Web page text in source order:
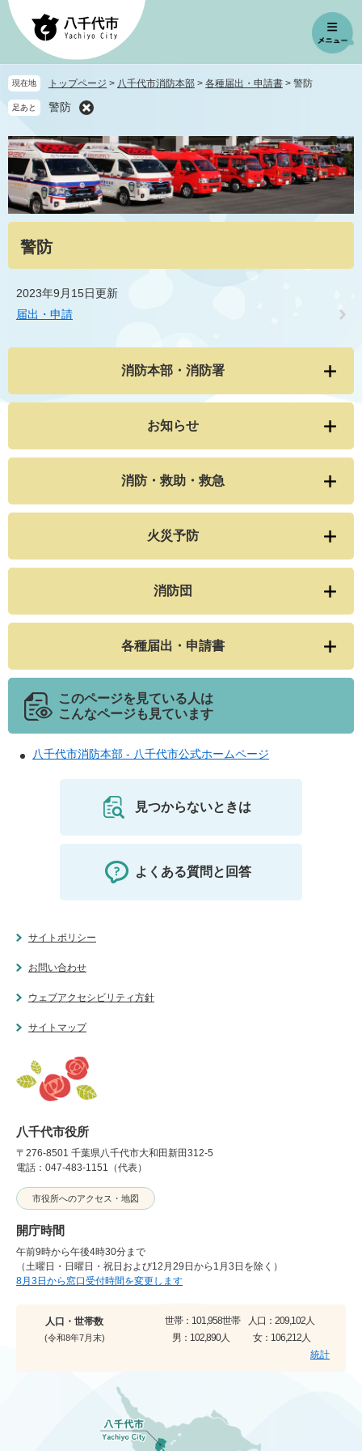
ペ
先
頭
。
メ
を
飛
て
本
文
へ
現在地 トップページ > 八千代市消防本部 > 各種届出・申請書 > 警防
足あと 警防
警防
2023年9月15日更新
届出・申請
消防本部・消防署
お知らせ
消防・救助・救急
火災予防
消防団
各種届出・申請書
このページを見ている人は
こんなページも見ています
八千代市消防本部 - 八千代市公式ホームページ
見つからないときは
よくある質問と回答
サイトポリシー
お問い合わせ
ウェブアクセシビリティ方針
サイトマップ
八千代市役所
〒276-8501 千葉県八千代市大和田新田312-5
電話：047-483-1151（代表）
市役所へのアクセス・地図
開庁時間
午前9時から午後4時30分まで
（土曜日・日曜日・祝日および12月29日から1月3日を除く）
8月3日から窓口受付時間を変更します
人口・世帯数
(令和8年7月末)
世帯： 101,958世帯 人口： 209,102人
男： 102,890人 女： 106,212人
統計